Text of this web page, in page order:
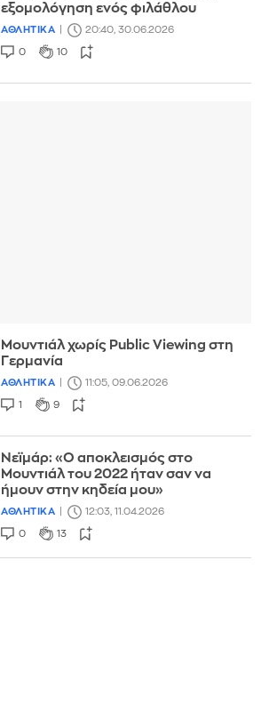
εξομολόγηση ενός φιλάθλου
ΑΘΛΗΤΙΚΑ 20:40, 30.06.2026
0 10
Μουντιάλ χωρίς Public Viewing στη
Γερμανία
ΑΘΛΗΤΙΚΑ 11:05, 09.06.2026
1 9
Νεϊμάρ: «Ο αποκλεισμός στο
Μουντιάλ του 2022 ήταν σαν να
ήμουν στην κηδεία μου»
ΑΘΛΗΤΙΚΑ 12:03, 11.04.2026
0 13